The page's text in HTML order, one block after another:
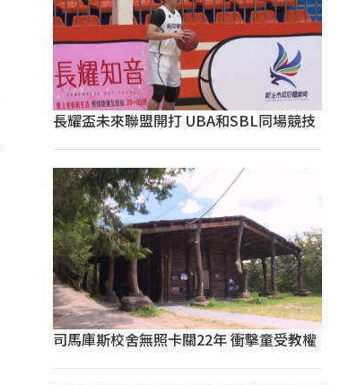
長耀盃未來聯盟開打 UBA和SBL同場競技
司馬庫斯校舍無照卡關22年 衝擊童受教權